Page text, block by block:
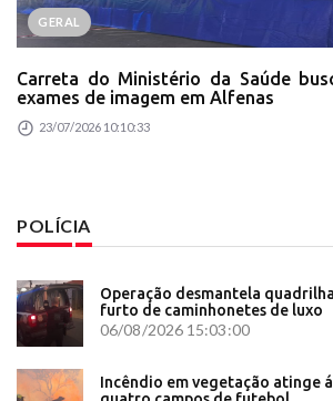
GERAL
Carreta do Ministério da Saúde
exames de imagem em Alfenas
23/07/2026 10:10:33
POLÍCIA
Operação desmantela
furto de caminhonetes de luxo
06/08/2026 15:03:00
Incêndio em vegetação atinge